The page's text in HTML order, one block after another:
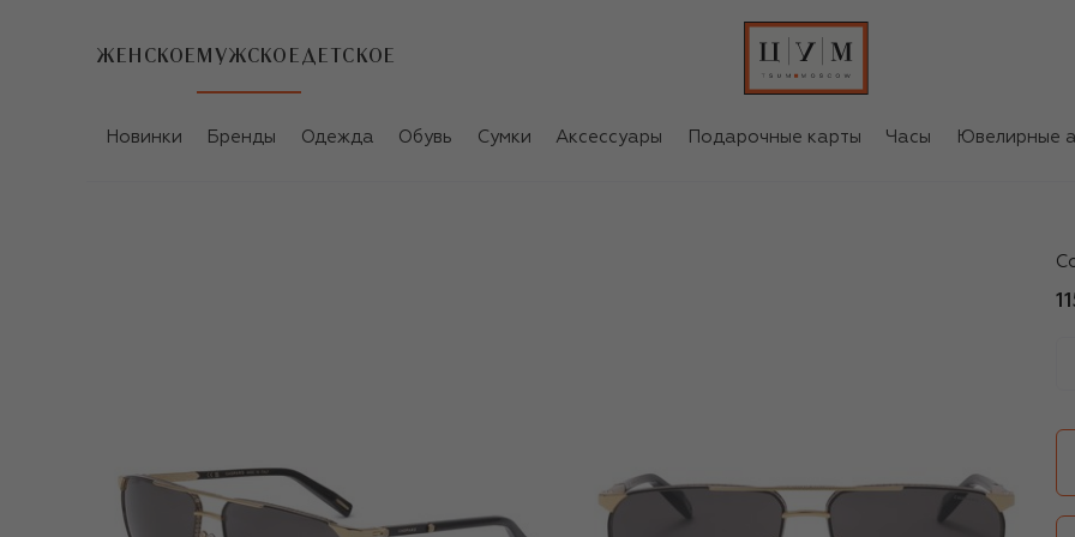
ЖЕНСКОЕ МУЖСКОЕ ДЕТСКОЕ
Новинки Бренды Одежда Обувь Сумки Аксессуары Подарочные карты Часы Ювелирные